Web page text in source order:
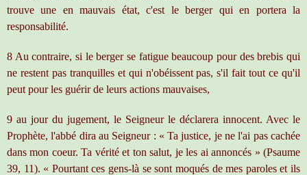
trouve une en mauvais état, c'est le berger qui en portera la
responsabilité.
8 Au contraire, si le berger se fatigue beaucoup pour des brebis qui
ne restent pas tranquilles et qui n'obéissent pas, s'il fait tout ce qu'il
peut pour les guérir de leurs actions mauvaises,
9 au jour du jugement, le Seigneur le déclarera innocent. Avec le
Prophète, l'abbé dira au Seigneur : « Ta justice, je ne l'ai pas cachée
dans mon coeur. Ta vérité et ton salut, je les ai annoncés » (Psaume
39, 11). « Pourtant ces gens-là se sont moqués de mes paroles et ils